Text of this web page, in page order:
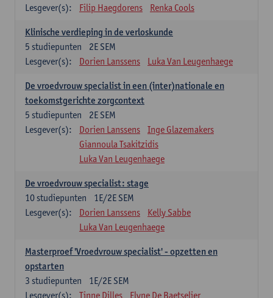
Lesgever(s):
Filip Haegdorens Renka Cools
Klinische verdieping in de verloskunde
2E SEM
5 studiepunten
Lesgever(s):
Dorien Lanssens Luka Van Leugenhaege
De vroedvrouw specialist in een (inter)nationale en
toekomstgerichte zorgcontext
2E SEM
5 studiepunten
Lesgever(s):
Dorien Lanssens
Inge Glazemakers
Giannoula Tsakitzidis
Luka Van Leugenhaege
De vroedvrouw specialist: stage
1E/2E SEM
10studiepunten
Lesgever(s):
Dorien Lanssens
Kelly Sabbe
Luka Van Leugenhaege
Masterproef 'Vroedvrouw specialist' - opzetten en
opstarten
1E/2E SEM
3 studiepunten
Lesgever(s):
Tinne Dilles Elyne De Baetselier